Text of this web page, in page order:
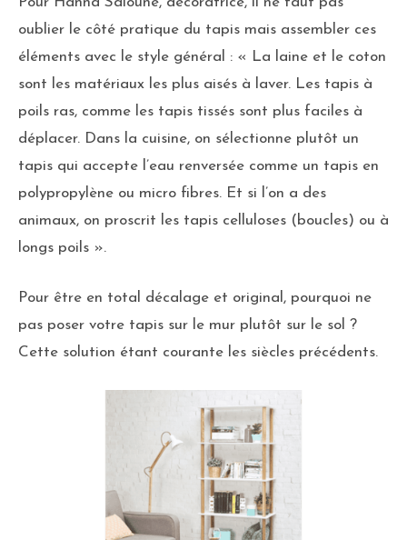
oublier le côté pratique du tapis mais assembler ces
éléments avec le style général : « La laine et le coton
sont les matériaux les plus aisés à laver. Les tapis à
poils ras, comme les tapis tissés sont plus faciles à
déplacer. Dans la cuisine, on sélectionne plutôt un
tapis qui accepte l’eau renversée comme un tapis en
polypropylène ou micro fibres. Et si l’on a des
animaux, on proscrit les tapis celluloses (boucles) ou à
longs poils ».
Pour être en total décalage et original, pourquoi ne
pas poser votre tapis sur le mur plutôt sur le sol ?
Cette solution étant courante les siècles précédents.